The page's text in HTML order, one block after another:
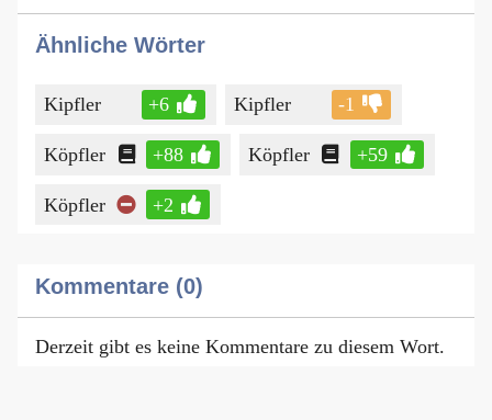
Ähnliche Wörter
Kipfler +6 Kipfler -1
Köpfler +88 Köpfler +59
Köpfler +2
Kommentare (0)
Derzeit gibt es keine Kommentare zu diesem Wort.